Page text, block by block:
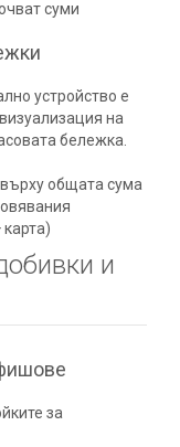
суми
устройство е
на
бележка.
общата сума
и
за